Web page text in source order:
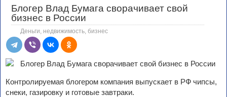
Блогер Влад Бумага сворачивает свой
бизнес в России
Деньги, недвижимость, бизнес
Контролируемая блогером компания выпускает в РФ чипсы,
снеки, газировку и готовые завтраки.